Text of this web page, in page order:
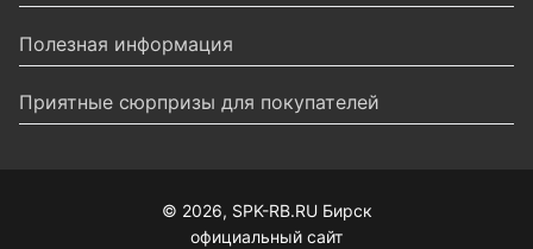
Полезная информация
Приятные сюрпризы для покупателей
© 2026, SPK-RB.RU Бирск
официальный сайт